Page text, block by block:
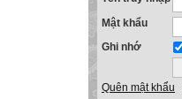
Mật khẩu
Ghi nhớ
Quên mật khẩu